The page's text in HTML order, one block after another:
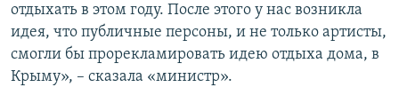
отдыхать в этом году. После этого у нас возникла
идея, что публичные персоны, и не только артисты,
смогли бы прорекламировать идею отдыха дома, в
Крыму», – сказала «министр».